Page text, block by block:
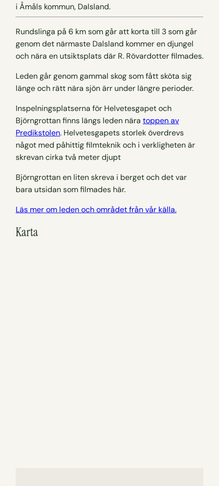
i Åmåls kommun, Dalsland.
Rundslinga på 6 km som går att korta till 3 som går
genom det närmaste Dalsland kommer en djungel
och nära en utsiktsplats där R. Rövardotter filmades.
Leden går genom gammal skog som fått sköta sig
länge och rätt nära sjön ärr under längre perioder.
Inspelningsplatserna för Helvetesgapet och
Björngrottan finns längs leden nära toppen av
Predikstolen. Helvetesgapets storlek överdrevs
något med påhittig filmteknik och i verkligheten är
skrevan cirka två meter djupt
Björngrottan en liten skreva i berget och det var
bara utsidan som filmades här.
Läs mer om leden och området från vår källa.
Karta